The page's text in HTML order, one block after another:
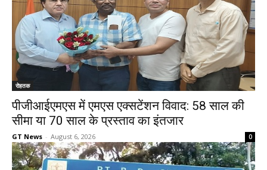
रोहतक
पीजीआईएमएस में एमएस एक्सटेंशन विवाद: 58 साल की
सीमा या 70 साल के प्रस्ताव का इंतजार
GT News - August 6, 2026 0